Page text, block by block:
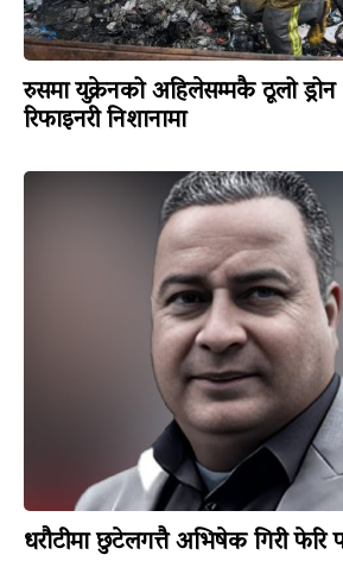
रुसमा युक्रेनको अहिलेसम्मकै ठूलो
रिफाइनरी निशानामा
धरौटीमा छुटेलगत्तै अभिषेक गिरी फेरि